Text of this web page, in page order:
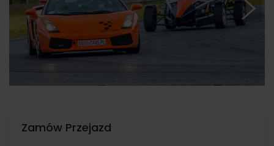
Zamów Przejazd